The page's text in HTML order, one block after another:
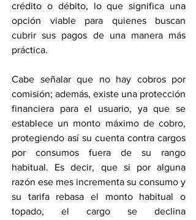
crédito o débito, lo que significa una
opción viable para quienes buscan
cubrir sus pagos de una manera más
práctica.
Cabe señalar que no hay cobros por
comisión; además, existe una protección
financiera para el usuario, ya que se
establece un monto máximo de cobro,
protegiendo así su cuenta contra cargos
por consumos fuera de su rango
habitual. Es decir, que si por alguna
razón ese mes incrementa su consumo y
su tarifa rebasa el monto habitual o
topado, el cargo se declina